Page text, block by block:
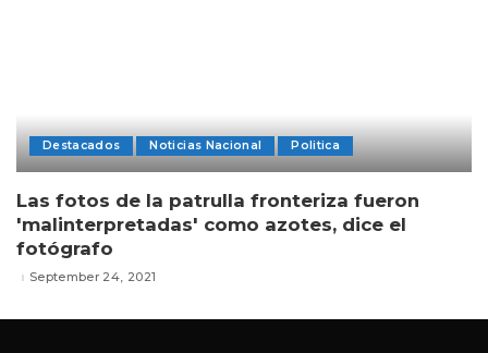
Destacados Noticias Nacional Politica
Las fotos de la patrulla fronteriza fueron
'malinterpretadas' como azotes, dice el
fotógrafo
September 24, 2021